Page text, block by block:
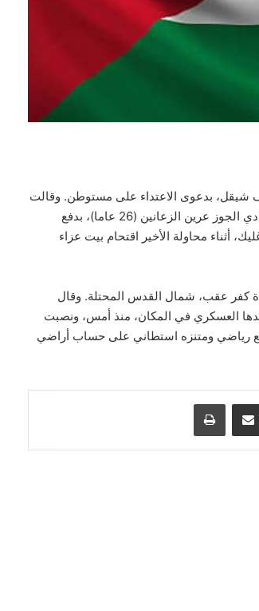
احتلالية، اليوم الأربعاء، غيابيا على شاب مقدسي بدفع مبلغ 60 ألف شيقل، بدعوى الاعتداء على مستوطن. وقالت
مصادر محلية، إن محكمة الاحتلال فرضت على نائب أمين سر “فتح” في منطقة وادي الجوز عرين الزعانين (26 عاما)، بدفع
غليك، أثناء محاولة الأخير اقتحام بيت عزاء
كفر عقب، شمال القدس المحتلة. وقال
العسكري في المكان، منذ أمس، ونصبت
رياضي ومتنزه استطاني على حساب أراضي
مشاركة عبر البريد طباعة